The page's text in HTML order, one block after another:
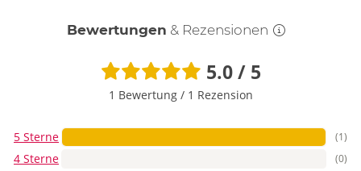
Bewertungen & Rezensionen
5.0 / 5
1 Bewertung / 1 Rezension
5 Sterne (1)
4 Sterne (0)